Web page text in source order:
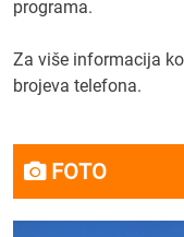
programa.
Za više informacija
brojeva telefona.
FOTO